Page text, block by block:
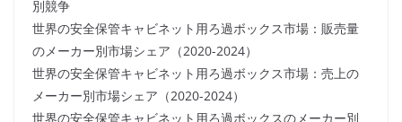
別競争
世界の安全保管キャビネット用ろ過ボックス市場：販売量
のメーカー別市場シェア（2020-2024）
世界の安全保管キャビネット用ろ過ボックス市場：売上の
メーカー別市場シェア（2020-2024）
世界の安全保管キャビネット用ろ過ボックスのメーカー別